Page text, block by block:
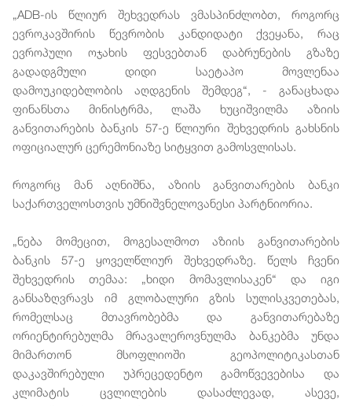
„ADB-ის წლიურ შეხვედრას ვმასპინძლობთ, როგორც
ევროკავშირის წევრობის კანდიდატი ქვეყანა, რაც
ევროპული ოჯახის ფესვებთან დაბრუნების გზაზე
გადადგმული დიდი საეტაპო მოვლენაა
დამოუკიდებლობის აღდგენის შემდეგ“, - განაცხადა
ფინანსთა მინისტრმა, ლაშა ხუციშვილმა აზიის
განვითარების ბანკის 57-ე წლიური შეხვედრის გახსნის
ოფიციალურ ცერემონიაზე სიტყვით გამოსვლისას.
როგორც მან აღნიშნა, აზიის განვითარების ბანკი
საქართველოსთვის უმნიშვნელოვანესი პარტნიორია.
„ნება მომეცით, მოგესალმოთ აზიის განვითარების
ბანკის 57-ე ყოველწლიურ შეხვედრაზე. წელს ჩვენი
შეხვედრის თემაა: „ხიდი მომავლისაკენ“ და იგი
განსაზღვრავს იმ გლობალური გზის სულისკვეთებას,
რომელსაც მთავრობებმა და განვითარებაზე
ორიენტირებულმა მრავალეროვნულმა ბანკებმა უნდა
მიმართონ მსოფლიოში გეოპოლიტიკასთან
დაკავშირებული უპრეცედენტო გამოწვევებისა და
კლიმატის ცვლილების დასაძლევად, ასევე,